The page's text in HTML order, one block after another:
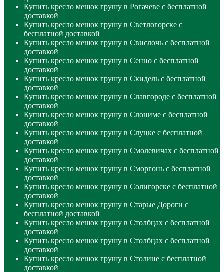
Купить кресло мешок грушу в Рогачеве с бесплатной
доставкой
Купить кресло мешок грушу в Светлогорске с
бесплатной доставкой
Купить кресло мешок грушу в Свислочь с бесплатной
доставкой
Купить кресло мешок грушу в Сенно с бесплатной
доставкой
Купить кресло мешок грушу в Скидель с бесплатной
доставкой
Купить кресло мешок грушу в Славгороде с бесплатной
доставкой
Купить кресло мешок грушу в Слониме с бесплатной
доставкой
Купить кресло мешок грушу в Слуцке с бесплатной
доставкой
Купить кресло мешок грушу в Смолевичах с бесплатной
доставкой
Купить кресло мешок грушу в Сморгонь с бесплатной
доставкой
Купить кресло мешок грушу в Солигорске с бесплатной
доставкой
Купить кресло мешок грушу в Старые Дороги с
бесплатной доставкой
Купить кресло мешок грушу в Столбцах с бесплатной
доставкой
Купить кресло мешок грушу в Столбцах с бесплатной
доставкой
Купить кресло мешок грушу в Столине с бесплатной
доставкой